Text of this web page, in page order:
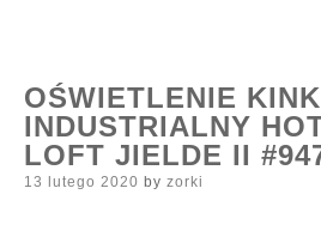
OŚWIETLENIE
INDUSTRIALNY
LOFT JIELDE II
Posted
13 lutego 2020 by zorki